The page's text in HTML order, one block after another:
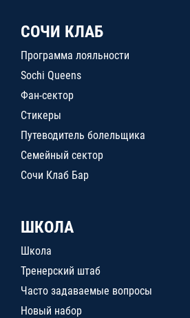
СОЧИ КЛАБ
Программа лояльности
Sochi Queens
Фан-сектор
Стикеры
Путеводитель болельщика
Семейный сектор
Сочи Клаб Бар
ШКОЛА
Школа
Тренерский штаб
Часто задаваемые вопросы
Новый набор